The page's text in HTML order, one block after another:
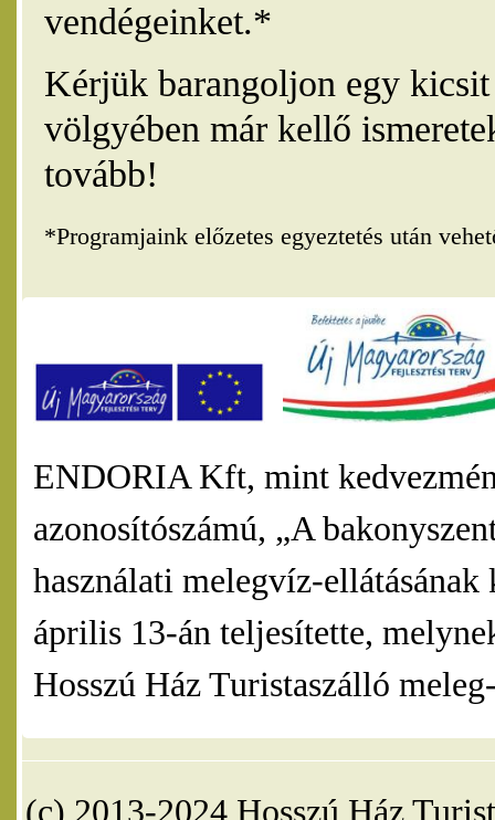
vendégeinket.*
Kérjük barangoljon egy
völgyében már kellő
tovább!
*Programjaink előzetes egyeztetés után
ENDORIA Kft, mint
azonosítószámú, „A
használati melegvíz-
április 13-án teljesítette,
Hosszú Ház Turistaszálló
(c) 2013-2024 Hosszú Ház